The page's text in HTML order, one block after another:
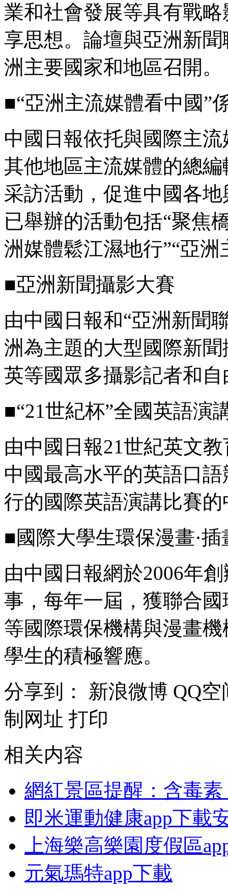
業和社會發展等具有戰
享思想。論壇與亞洲新
洲主要國家和地區召開。
■“亞洲主流媒體看中國”
中國日報依托與國際主
其他地區主流媒體的總
采訪活動，促進中國各
已舉辦的活動包括“聚焦
洲媒體鬆江濕地行”“亞
■亞洲新聞攝影大賽
由中國日報和“亞洲新聞
洲為主題的大型國際新
英等國眾多攝影記者和
■“21世紀杯”全國英語演
由中國日報21世紀英文
中國最高水平的英語口
行的國際英語演講比賽
■國際大學生環保漫畫·插
由中國日報網於2006年
事，每年一屆，獲聯合
等國際環保機構與漫畫
學生的積極響應。
分享到：
新浪微博 QQ空
制网址 打印
相关内容
網紅景區提醒：含毒
即米運動健康app下載
上海樂高樂園度假區
元氣瑪特app下載